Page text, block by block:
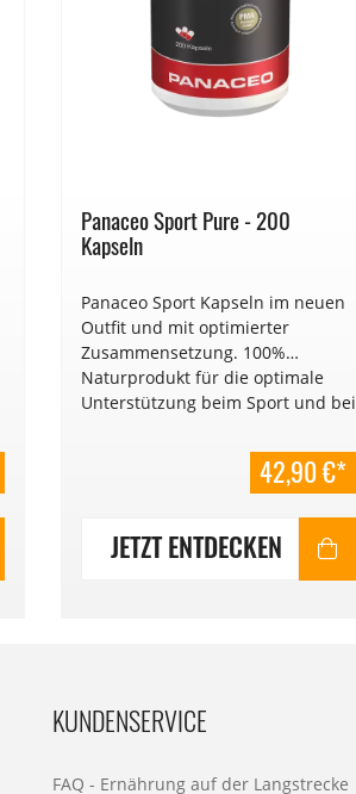
Panaceo Sport Pure - 200
Kapseln
Panaceo Sport Kapseln im neuen
Outfit und mit optimierter
Zusammensetzung. 100%
Naturprodukt für die optimale
Unterstützung beim Sport und bei
42,90 €*
JETZT ENTDECKEN
KUNDENSERVICE
FAQ - Ernährung auf der Langstrecke